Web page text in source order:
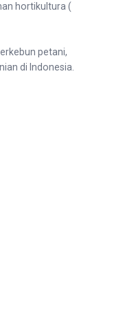
hortikultura (
petani,
di Indonesia.